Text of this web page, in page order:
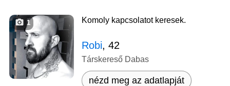
1 Komoly kapcsolatot keresek.
Robi, 42
Társkereső Dabas
nézd meg az adatlapját